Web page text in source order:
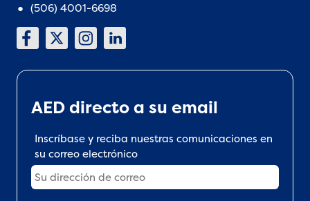
(506) 4001-6698
AED directo a su email
Inscríbase y reciba nuestras comunicaciones en
su correo electrónico